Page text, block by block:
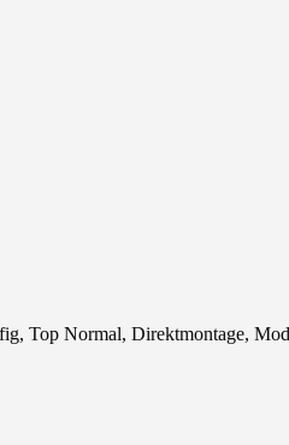
Top Normal, Direktmontage,